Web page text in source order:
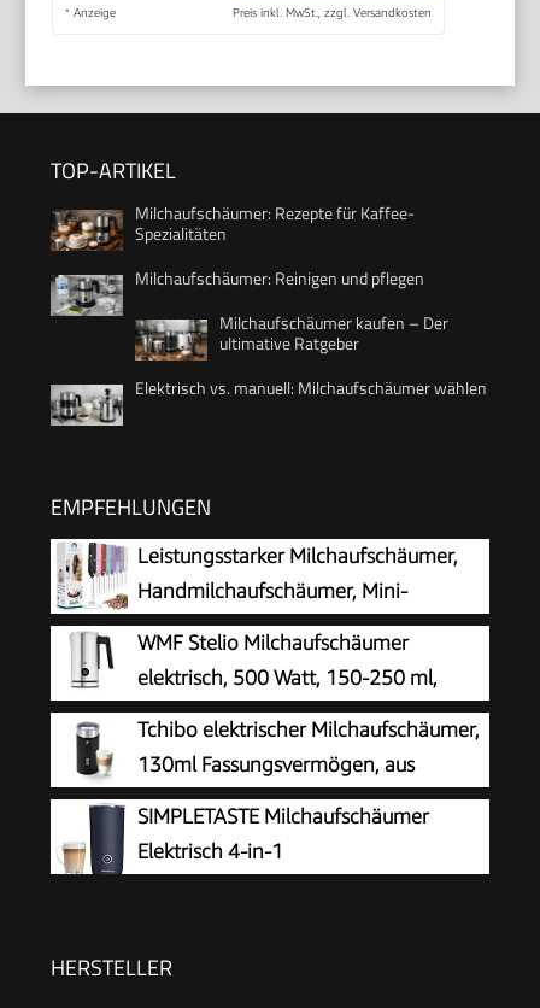
* Anzeige Preis inkl. MwSt., zzgl. Versandkosten
TOP-ARTIKEL
Milchaufschäumer: Rezepte für Kaffee-
Spezialitäten
Milchaufschäumer: Reinigen und pflegen
Milchaufschäumer kaufen – Der
ultimative Ratgeber
Elektrisch vs. manuell: Milchaufschäumer wählen
EMPFEHLUNGEN
Leistungsstarker Milchaufschäumer,
Handmilchaufschäumer, Mini-
Schneebesen-Getränkemischer für
Kaffee, Cappuccino, Latte, Matcha, heiße
Schokolade, mit Ständer, Schwarz
WMF Stelio Milchaufschäumer
elektrisch, 500 Watt, 150-250 ml,
Antihaftbeschichtung, kabellos, für
Milchschaum heiss und kalt, heiße Schokolade,
cromargan matt/silber
Tchibo elektrischer Milchaufschäumer,
130ml Fassungsvermögen, aus
rostfreiem Edelstahl,
Antihaftbeschichtung, warmer und kalter
Milchschaum, für Latte Macchiato, Cappuccino
SIMPLETASTE Milchaufschäumer
Elektrisch 4-in-1
HERSTELLER